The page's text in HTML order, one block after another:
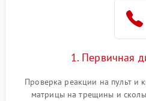
1. Первичная
Проверка реакции на пульт и
матрицы на трещины и